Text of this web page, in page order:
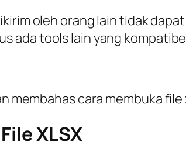
oleh orang lain tidak
ada tools lain yang
membahas cara membuka
XLSX